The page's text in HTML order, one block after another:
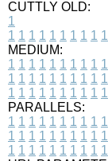
CUTTLY OLD:
1
1 1 1 1 1 1 1 1 1 1
MEDIUM:
1 1 1 1 1 1 1 1 1 1
1 1 1 1 1 1 1 1 1 1
1 1 1 1 1 1 1 1 1 1
PARALLELS:
1 1 1 1 1 1 1 1 1 1
1 1 1 1 1 1 1 1 1 1
1 1 1 1 1 1 1 1 1 1